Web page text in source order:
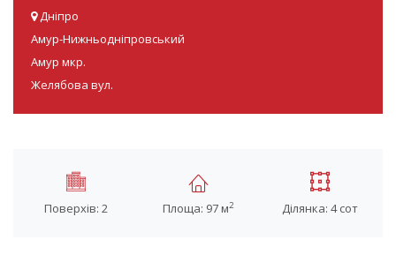
Дніпро
Амур-Нижньодніпровський
Амур мкр.
Желябова вул.
Поверхів: 2 Площа: 97 м2 Ділянка: 4 сот